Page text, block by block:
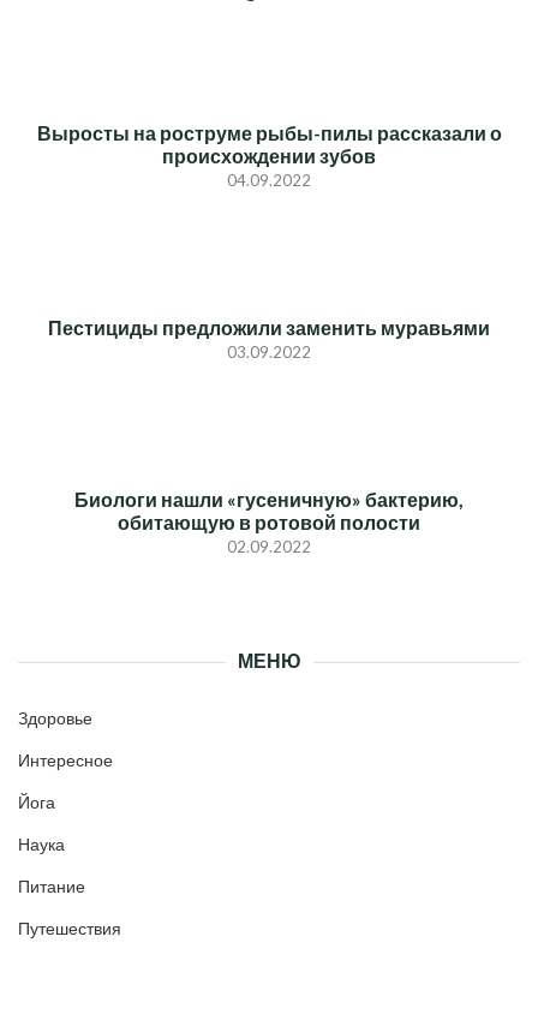
Выросты на роструме рыбы-пилы рассказали о
происхождении зубов
04.09.2022
Пестициды предложили заменить муравьями
03.09.2022
Биологи нашли «гусеничную» бактерию,
обитающую в ротовой полости
02.09.2022
МЕНЮ
Здоровье
Интересное
Йога
Наука
Питание
Путешествия